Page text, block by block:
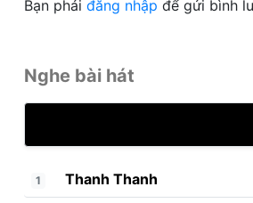
Bạn phải đăng nhập để gửi bình
Nghe bài hát
1 Thanh Thanh